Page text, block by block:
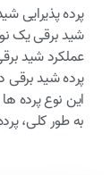
پرده پذیرایی
شید برقی یک
عملکرد شید
پرده شید برقی
این نوع پرده
به طور کلی،